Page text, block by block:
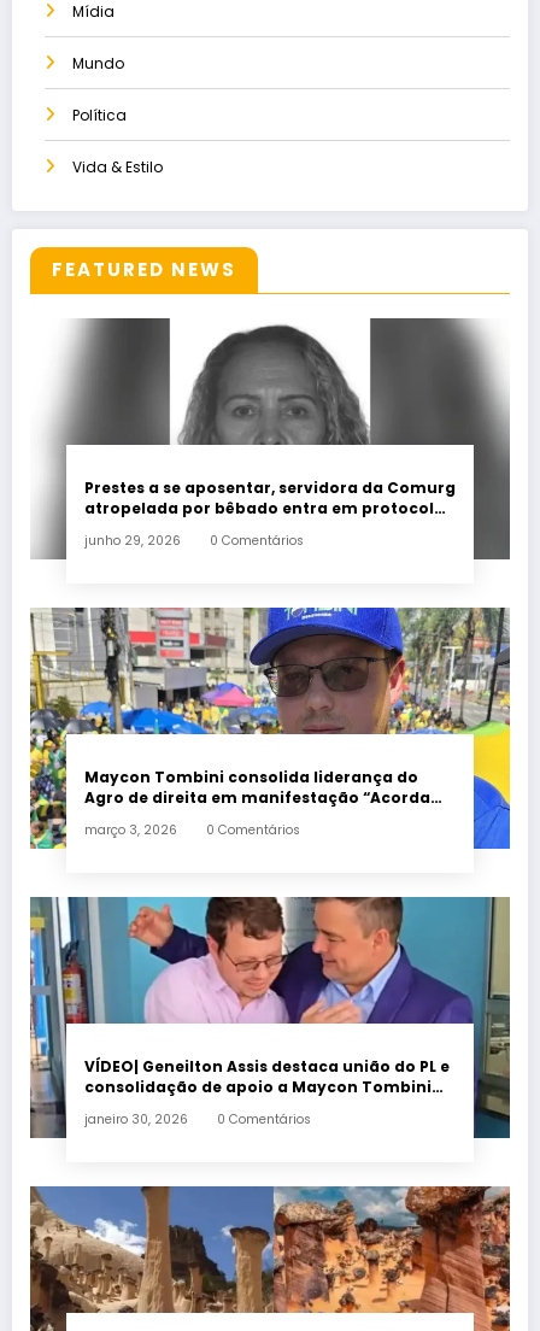
Mídia
Mundo
Política
Vida & Estilo
FEATURED NEWS
Prestes a se aposentar, servidora da Comurg
atropelada por bêbado entra em protocolo
junho 29, 2026 0 Comentários
Maycon Tombini consolida liderança do
Agro de direita em manifestação “Acorda
março 3, 2026 0 Comentários
VÍDEO| Geneilton Assis destaca união do PL e
consolidação de apoio a Maycon Tombini
janeiro 30, 2026 0 Comentários